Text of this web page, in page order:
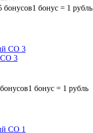
бонусов1 бонус = 1 рубль
СО 3
бонусов1 бонус = 1 рубль